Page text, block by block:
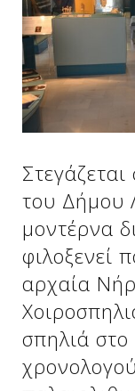
Δείτε μας:
Δείτε
Δείτε
Δείτε
Δείτε
Δείτε μας:
Δείτε
Δείτε
Δείτε
Δείτε μας:
του Δήμου
μοντέρνα
φιλοξενεί
αρχαία
σπηλιά